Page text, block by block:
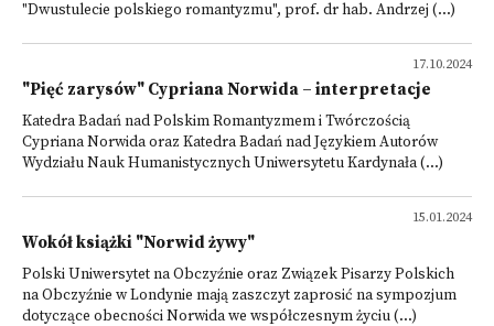
"Dwustulecie polskiego romantyzmu", prof. dr hab. Andrzej (...)
17.10.2024
"Pięć zarysów" Cypriana Norwida – interpretacje
Katedra Badań nad Polskim Romantyzmem i Twórczością
Cypriana Norwida oraz Katedra Badań nad Językiem Autorów
Wydziału Nauk Humanistycznych Uniwersytetu Kardynała (...)
15.01.2024
Wokół książki "Norwid żywy"
Polski Uniwersytet na Obczyźnie oraz Związek Pisarzy Polskich
na Obczyźnie w Londynie mają zaszczyt zaprosić na sympozjum
dotyczące obecności Norwida we współczesnym życiu (...)